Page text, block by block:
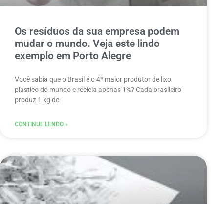
Os resíduos da sua empresa podem
mudar o mundo. Veja este lindo
exemplo em Porto Alegre
Você sabia que o Brasil é o 4º maior produtor de lixo
plástico do mundo e recicla apenas 1%? Cada brasileiro
produz 1 kg de
CONTINUE LENDO »